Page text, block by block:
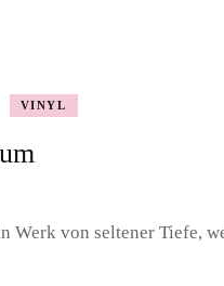
VINYL
von seltener Tiefe,